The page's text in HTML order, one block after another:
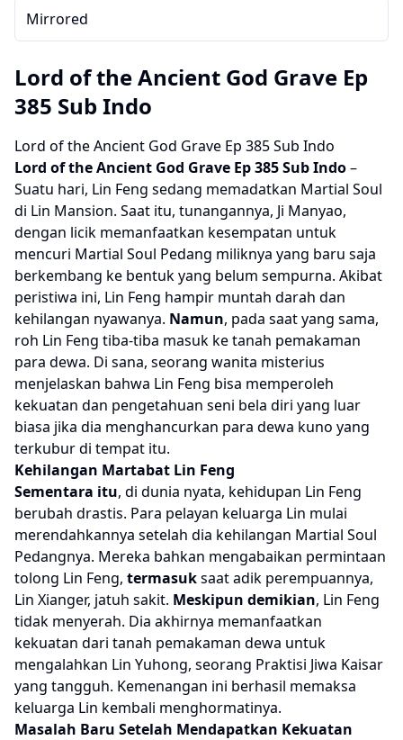
Mirrored
Lord of the Ancient God Grave Ep
385 Sub Indo
Lord of the Ancient God Grave Ep 385 Sub Indo
Lord of the Ancient God Grave Ep 385 Sub Indo–
Suatu hari, Lin Feng sedang memadatkan Martial Soul
di Lin Mansion. Saat itu, tunangannya, Ji Manyao,
dengan licik memanfaatkan kesempatan untuk
mencuri Martial Soul Pedang miliknya yang baru saja
berkembang ke bentuk yang belum sempurna. Akibat
peristiwa ini, Lin Feng hampir muntah darah dan
kehilangan nyawanya. Namun, pada saat yang sama,
roh Lin Feng tiba-tiba masuk ke tanah pemakaman
para dewa. Di sana, seorang wanita misterius
menjelaskan bahwa Lin Feng bisa memperoleh
kekuatan dan pengetahuan seni bela diri yang luar
biasa jika dia menghancurkan para dewa kuno yang
terkubur di tempat itu.
Kehilangan Martabat Lin Feng
Sementara itu, di dunia nyata, kehidupan Lin Feng
berubah drastis. Para pelayan keluarga Lin mulai
merendahkannya setelah dia kehilangan Martial Soul
Pedangnya. Mereka bahkan mengabaikan permintaan
tolong Lin Feng, termasuksaat adik perempuannya,
Lin Xianger, jatuh sakit. Meskipun demikian, Lin Feng
tidak menyerah. Dia akhirnya memanfaatkan
kekuatan dari tanah pemakaman dewa untuk
mengalahkan Lin Yuhong, seorang Praktisi Jiwa Kaisar
yang tangguh. Kemenangan ini berhasil memaksa
keluarga Lin kembali menghormatinya.
Masalah Baru Setelah Mendapatkan Kekuatan